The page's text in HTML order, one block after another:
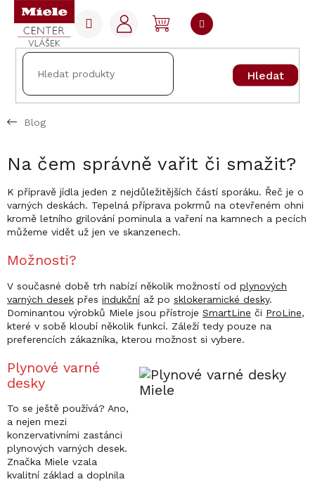
Přejít
obsah
Hledat
NÁKUPNÍ
KOŠÍK
Blog
Na čem správně vařit či smažit?
K přípravě jídla jeden z nejdůležitějších částí sporáku. Řeč je o
varných deskách. Tepelná příprava pokrmů na otevřeném ohni
kromě letního grilování pominula a vaření na kamnech a pecích
můžeme vidět už jen ve skanzenech.
Možnosti?
V současné době trh nabízí několik možností od plynových
varných desek přes indukční až po sklokeramické desky.
Dominantou výrobků Miele jsou přístroje SmartLine či ProLine,
které v sobě kloubí několik funkcí. Záleží tedy pouze na
preferencích zákazníka, kterou možnost si vybere.
Plynové varné
desky
To se ještě používá? Ano,
a nejen mezi
konzervativními zastánci
plynových varných desek.
Značka Miele vzala
kvalitní základ a doplnila